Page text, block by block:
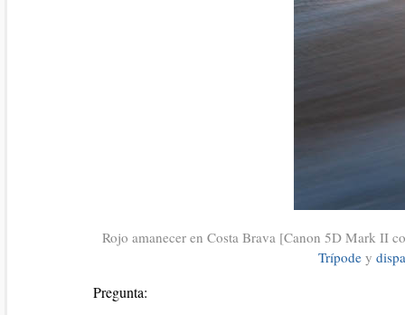
Rojo amanecer en Costa Brava [Canon 5D Mark II
Trípode y
Pregunta: